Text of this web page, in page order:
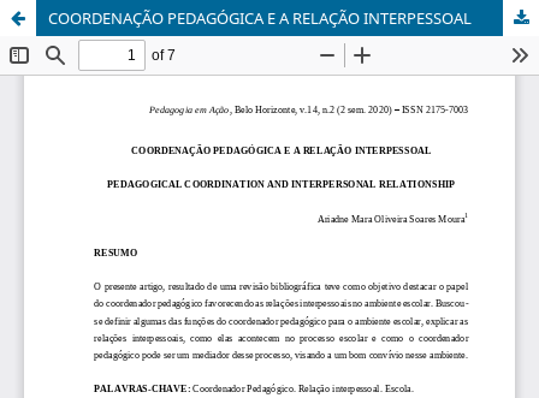
COORDENAÇÃO PEDAGÓGICA E A RELAÇÃO INTERPESSOAL